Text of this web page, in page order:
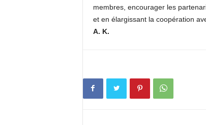
membres, encourager les
et en élargissant la coopération
A. K.